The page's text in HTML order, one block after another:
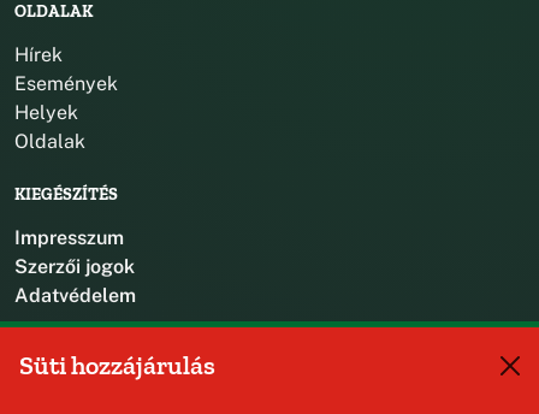
OLDALAK
Hírek
Események
Helyek
Oldalak
KIEGÉSZÍTÉS
Impresszum
Szerzői jogok
Adatvédelem
Süti hozzájárulás